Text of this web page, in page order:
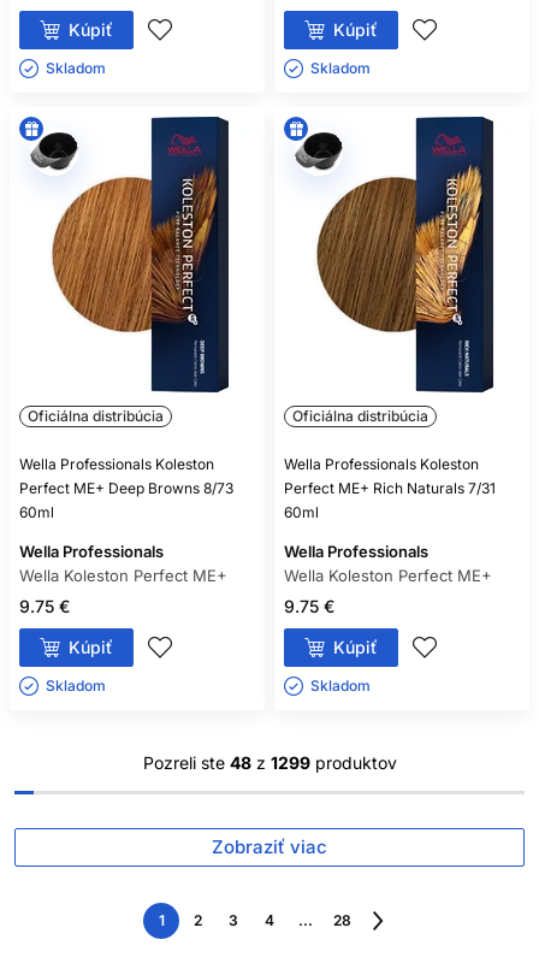
Kúpiť
Skladom ㅤ
Kúpiť
Skladom ㅤ
Oficiálna distribúcia
Wella Professionals Koleston
Perfect ME+ Deep Browns 8/73
60ml
Wella Professionals
Wella Koleston Perfect ME+
9.75 €
Kúpiť
Skladom ㅤ
Oficiálna distribúcia
Wella Professionals Koleston
Perfect ME+ Rich Naturals 7/31
60ml
Wella Professionals
Wella Koleston Perfect ME+
9.75 €
Kúpiť
Skladom ㅤ
Pozreli ste 48z 1299produktov
Zobraziť viac
1 2 3 4 ... 28
Nasledujúca